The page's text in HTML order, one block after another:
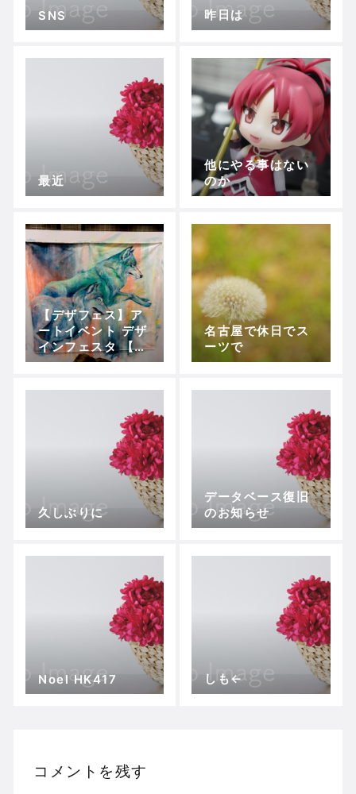
SNS 昨日は
最近
他にやる事はない
のか
【デザフェス】ア
ートイベント デザ
インフェスタ 【イ
ベントレポート】
名古屋で休日でス
ーツで
久しぶりに
データベース復旧
のお知らせ
Noel HK417 しも←
コメントを残す